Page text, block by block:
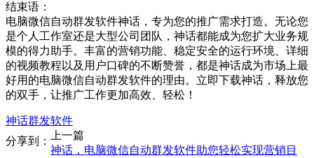
结束语：
电脑微信自动群发软件神话，专为您的推广需求打造。无论您
是个人工作室还是大型公司团队，神话都能成为您扩大业务规
模的得力助手。丰富的营销功能、稳定安全的运行环境、详细
的视频教程以及用户口碑的不断赞誉，都是神话成为市场上最
好用的电脑微信自动群发软件的理由。立即下载神话，释放您
的双手，让推广工作更加高效、轻松！
神话群发软件
分享到：
上一篇
神话，电脑微信自动群发软件助您轻松实现营销目